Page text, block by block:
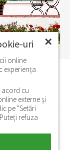
uri
online
experiența
acord cu
externe și
pe "Setări
refuza
✕